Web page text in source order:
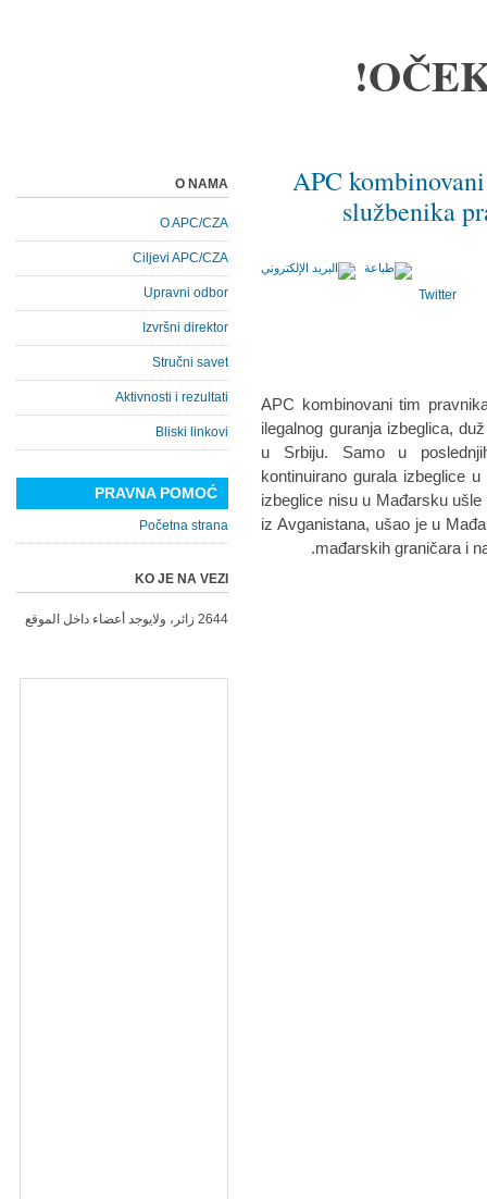
APC
službenika
Twitter
APC kombinovani tim
ilegalnog guranja izbeglica,
u Srbiju. Samo u
kontinuirano gurala izbeglice
izbeglice nisu u Mađarsku
iz Avganistana, ušao je u
mađarskih graničara i
O NAMA
O APC/CZA
Ciljevi APC/CZA
Upravni odbor
Izvršni direktor
Stručni savet
Aktivnosti i rezultati
Bliski linkovi
PRAVNA POMOĆ
Početna strana
KO JE NA VEZI
2644 زائر، ولايوجد أعضاء داخل الموقع